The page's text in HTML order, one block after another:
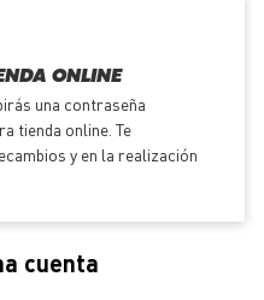
ONLINE
una contraseña
tienda online. Te
y en la realización
cuenta